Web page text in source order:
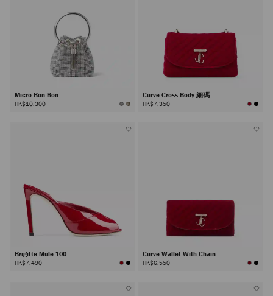
Micro Bon Bon
HK$10,300
Curve Cross Body 細碼
HK$7,350
Brigitte Mule 100
HK$7,490
Curve Wallet With Chain
HK$6,550